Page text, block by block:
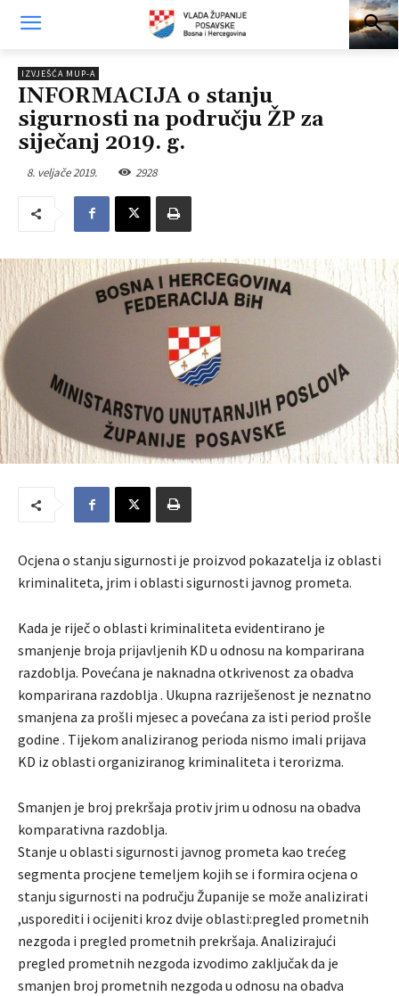
IZVJEŠĆA MUP-A
INFORMACIJA o stanju
sigurnosti na području ŽP za
siječanj 2019. g.
8. veljače 2019. 2928
Ocjena o stanju sigurnosti je proizvod pokazatelja iz oblasti
kriminaliteta, jrim i oblasti sigurnosti javnog prometa.
Kada je riječ o oblasti kriminaliteta evidentirano je
smanjenje broja prijavljenih KD u odnosu na komparirana
razdoblja. Povećana je naknadna otkrivenost za obadva
komparirana razdoblja . Ukupna razriješenost je neznatno
smanjena za prošli mjesec a povećana za isti period prošle
godine . Tijekom analiziranog perioda nismo imali prijava
KD iz oblasti organiziranog kriminaliteta i terorizma.
Smanjen je broj prekršaja protiv jrim u odnosu na obadva
komparativna razdoblja.
Stanje u oblasti sigurnosti javnog prometa kao trećeg
segmenta procjene temeljem kojih se i formira ocjena o
stanju sigurnosti na području Županije se može analizirati
,usporediti i ocijeniti kroz dvije oblasti:pregled prometnih
nezgoda i pregled prometnih prekršaja. Analizirajući
pregled prometnih nezgoda izvodimo zaključak da je
smanjen broj prometnih nezgoda u odnosu na obadva